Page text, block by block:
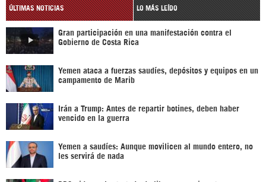
ÚLTIMAS NOTICIAS LO MÁS LEÍDO
Gran participación en una manifestación contra el
Gobierno de Costa Rica
Yemen ataca a fuerzas saudíes, depósitos y equipos en un
campamento de Marib
Irán a Trump: Antes de repartir botines, deben haber
vencido en la guerra
Yemen a saudíes: Aunque movilicen al mundo entero, no
les servirá de nada